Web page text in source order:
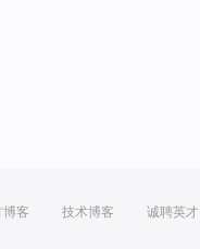
博客 技术博客 诚聘英才